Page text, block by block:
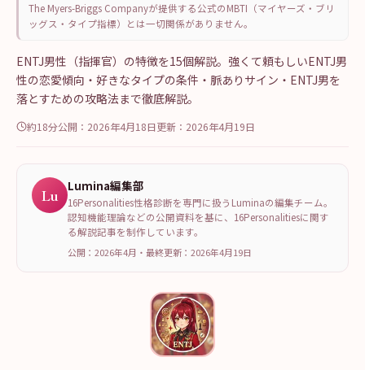
The Myers-Briggs Companyが提供する公式のMBTI（マイヤーズ・ブリ
ッグス・タイプ指標）とは一切関係がありません。
ENTJ男性（指揮官）の特徴を15個解説。強くて頼もしいENTJ男
性の恋愛傾向・好きなタイプの条件・脈ありサイン・ENTJ男を
落とすための攻略法まで徹底解説。
約18分公開： 2026年4月18日更新： 2026年4月19日
Lu Lumina編集部
16Personalities性格診断を専門に扱うLuminaの編集チーム。
認知機能理論などの公開資料を基に、16Personalitiesに関す
る解説記事を制作しています。
公開：2026年4月 ・ 最終更新： 2026年4月19日